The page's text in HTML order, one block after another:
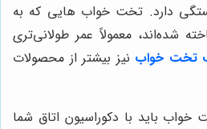
دارد. تخت خواب هایی که به
شده‌اند، معمولاً عمر طولانی‌تری
تخت خواب نیز بیشتر از محصولات
باید با دکوراسیون اتاق شما